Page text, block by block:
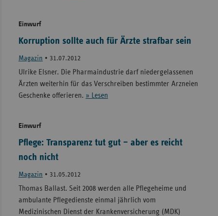
Einwurf
Korruption sollte auch für Ärzte strafbar sein
Magazin • 31.07.2012
Ulrike Elsner. Die Pharmaindustrie darf niedergelassenen
Ärzten weiterhin für das Verschreiben bestimmter Arzneien
Geschenke offerieren. » Lesen
Einwurf
Pflege: Transparenz tut gut – aber es reicht
noch nicht
Magazin • 31.05.2012
Thomas Ballast. Seit 2008 werden alle Pflegeheime und
ambulante Pflegedienste einmal jährlich vom
Medizinischen Dienst der Krankenversicherung (MDK)